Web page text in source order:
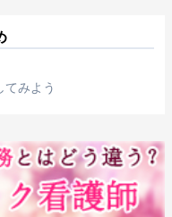
みよう